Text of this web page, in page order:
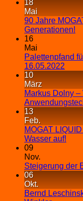
18
Mai
90 Jahre
Generationen!
16
Mai
Palettenpfand
16.05.2022
10
März
Markus Dolny –
13
Feb.
MOGAT
Wasser auf!
09
Nov.
Steigerung der
06
Okt.
Bernd